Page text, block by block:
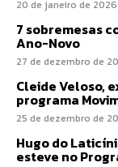
20 de janeiro de 2026
7 sobremesas
Ano-Novo
27 de dezembro de
Cleide Veloso,
programa
25 de dezembro de
Hugo do
esteve no